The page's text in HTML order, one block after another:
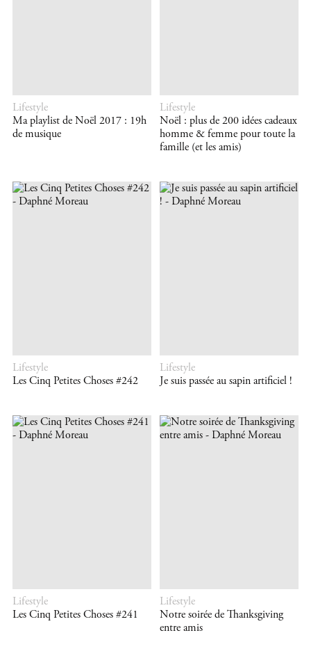
Lifestyle
Ma playlist de Noël 2017 : 19h
de musique
Lifestyle
Noël : plus de 200 idées cadeaux
homme & femme pour toute la
famille (et les amis)
Lifestyle
Les Cinq Petites Choses #242
Lifestyle
Je suis passée au sapin artificiel !
Lifestyle
Les Cinq Petites Choses #241
Lifestyle
Notre soirée de Thanksgiving
entre amis